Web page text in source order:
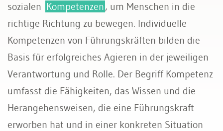
sozialen Kompetenzen, um Menschen in die
richtige Richtung zu bewegen. Individuelle
Kompetenzen von Führungskräften bilden die
Basis für erfolgreiches Agieren in der jeweiligen
Verantwortung und Rolle. Der Begriff Kompetenz
umfasst die Fähigkeiten, das Wissen und die
Herangehensweisen, die eine Führungskraft
erworben hat und in einer konkreten Situation